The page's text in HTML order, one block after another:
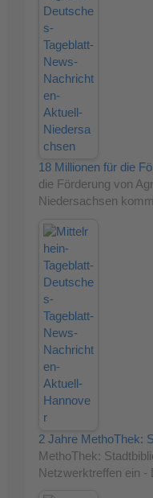
18 Millionen für die
die Förderung von
Niedersachsen
2 Jahre MethoThek:
MethoThek:
Netzwerktreffen ein